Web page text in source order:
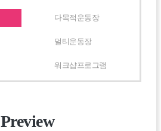
다목적운동장
멀티운동장
워크샵프로그램
Preview